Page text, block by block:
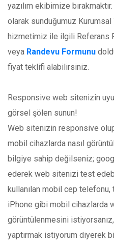
yazılım ekibimize
olarak sunduğumuz Kurumsal
hizmetimiz ile ilgili Referans
veya Randevu Formunu
fiyat teklifi alabilirsiniz.
Responsive web sitenizin
görsel şölen sunun!
Web sitenizin responsive
mobil cihazlarda nasıl
bilgiye sahip değilseniz;
ederek web sitenizi test
kullanılan mobil cep
iPhone gibi mobil cihazlarda
görüntülenmesini
yaptırmak istiyorum diyerek